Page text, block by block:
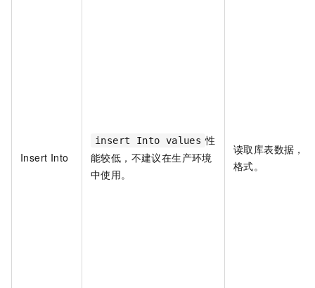
Insert Into
insert Into values 性
能较低，不建议在生产环境
中使用。
读取库表数据，
格式。